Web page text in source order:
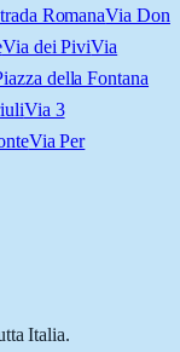
RomanaVia Don
Via dei PiviVia
della Fontana
Via 3
Via Per
Italia.